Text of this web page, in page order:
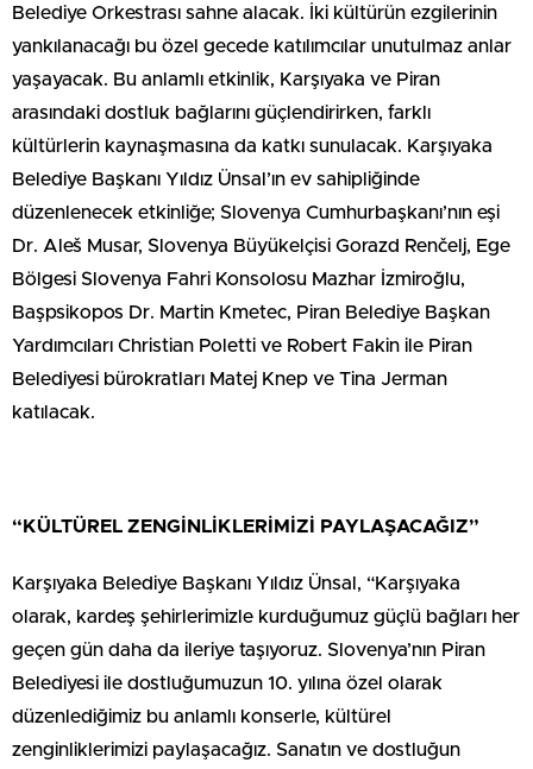
Belediye Orkestrası sahne alacak. İki kültürün ezgilerinin
yankılanacağı bu özel gecede katılımcılar unutulmaz anlar
yaşayacak. Bu anlamlı etkinlik, Karşıyaka ve Piran
arasındaki dostluk bağlarını güçlendirirken, farklı
kültürlerin kaynaşmasına da katkı sunulacak. Karşıyaka
Belediye Başkanı Yıldız Ünsal’ın ev sahipliğinde
düzenlenecek etkinliğe; Slovenya Cumhurbaşkanı’nın eşi
Dr. Aleš Musar, Slovenya Büyükelçisi Gorazd Renčelj, Ege
Bölgesi Slovenya Fahri Konsolosu Mazhar İzmiroğlu,
Başpsikopos Dr. Martin Kmetec, Piran Belediye Başkan
Yardımcıları Christian Poletti ve Robert Fakin ile Piran
Belediyesi bürokratları Matej Knep ve Tina Jerman
katılacak.
“KÜLTÜREL ZENGİNLİKLERİMİZİ PAYLAŞACAĞIZ”
Karşıyaka Belediye Başkanı Yıldız Ünsal, “Karşıyaka
olarak, kardeş şehirlerimizle kurduğumuz güçlü bağları her
geçen gün daha da ileriye taşıyoruz. Slovenya’nın Piran
Belediyesi ile dostluğumuzun 10. yılına özel olarak
düzenlediğimiz bu anlamlı konserle, kültürel
zenginliklerimizi paylaşacağız. Sanatın ve dostluğun